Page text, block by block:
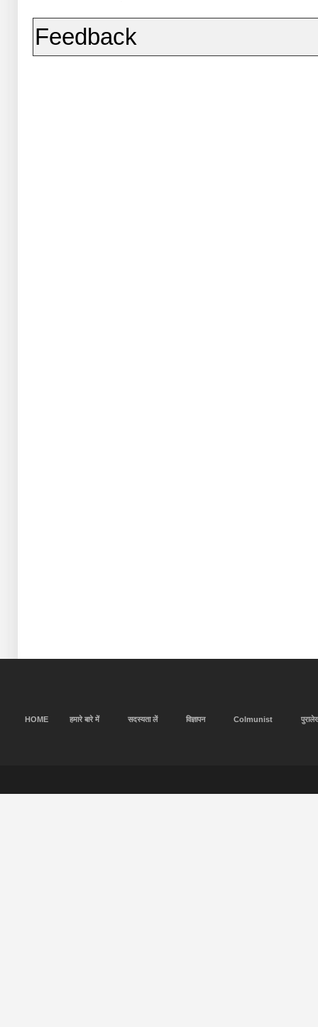
Feedback
HOME हमारे बारे में सदस्यता लें विज्ञापन Colmunist